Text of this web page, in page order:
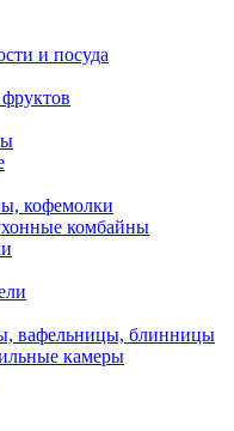
и посуда
кофемолки
комбайны
вафельницы, блинницы
камеры